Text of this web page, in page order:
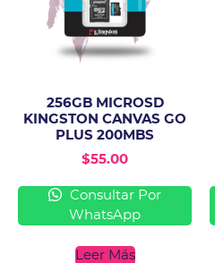
256GB MICROSD
KINGSTON CANVAS GO
PLUS 200MBS
$55.00
Consultar Por
WhatsApp
Leer Más